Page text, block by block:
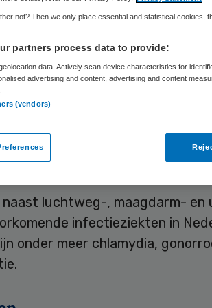
Skipr Redactie 1 oktober 2012,10:18
mensen hebben afgelopen jaar
een seksueel overdraagbare
soa. Afgelopen jaar bezochten
instituut voor onderzoek van
naast luchtweg-, maagdarm-
infectieziekten in
onder meer chlamydia,
not? Then we only place essential and statistical cookies,
partners process data to provide:
data. Actively scan device characteristics for
advertising and content, advertising and content
(vendors)